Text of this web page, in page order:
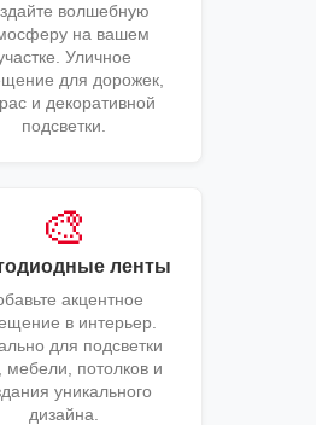
волшебную
на вашем
Уличное
для дорожек,
и декоративной
подсветки.
🎨
ленты
акцентное
в интерьер.
для подсветки
мебели, потолков и
уникального
дизайна.